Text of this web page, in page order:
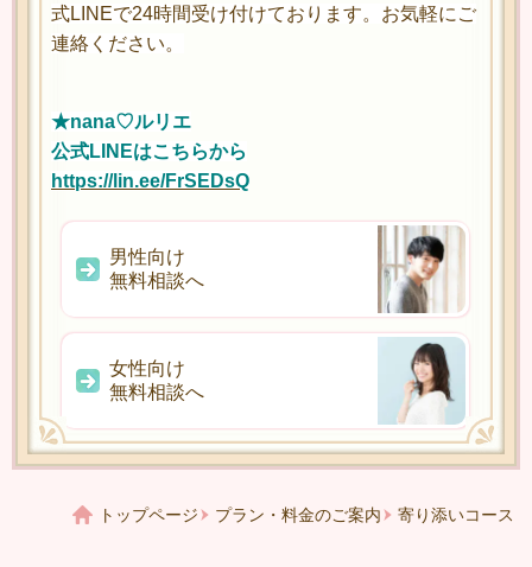
式LINEで24時間受け付けております。お気軽にご
連絡ください。
★nana♡ルリエ
公式LINEはこちらから
https://lin.ee/FrSEDsQ
男性向け
無料相談へ
女性向け
無料相談へ
トップページ プラン・料金のご案内 寄り添いコース